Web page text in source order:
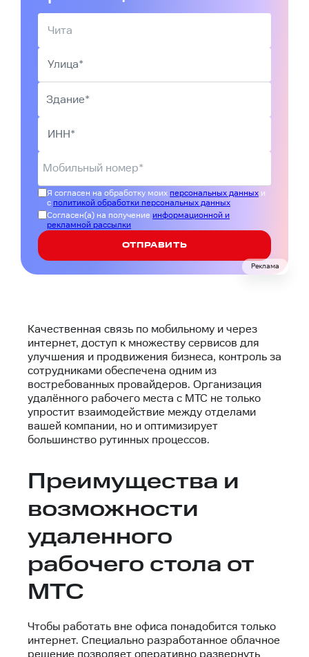
Я согласен на обработку моих персональных данных и
с политикой обработки персональных данных
Согласен(а) на получение информационной и
рекламной рассылки
ОТПРАВИТЬ
Реклама
Качественная связь по мобильному и через
интернет, доступ к множеству сервисов для
улучшения и продвижения бизнеса, контроль за
сотрудниками обеспечена одним из
востребованных провайдеров. Организация
удалённого рабочего места с МТС не только
упростит взаимодействие между отделами
вашей компании, но и оптимизирует
большинство рутинных процессов.
Преимущества и
возможности
удаленного
рабочего стола от
МТС
Чтобы работать вне офиса понадобится только
интернет. Специально разработанное облачное